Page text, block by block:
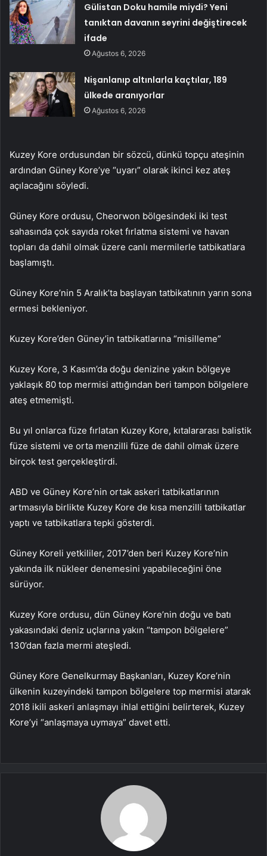
Gülistan Doku hamile miydi? Yeni
tanıktan davanın seyrini değiştirecek
ifade
Ağustos 6, 2026
Nişanlanıp altınlarla kaçtılar, 189
ülkede aranıyorlar
Ağustos 6, 2026
Kuzey Kore ordusundan bir sözcü, dünkü topçu ateşinin
ardından Güney Kore’ye “uyarı” olarak ikinci kez ateş
açılacağını söyledi.
Güney Kore ordusu, Cheorwon bölgesindeki iki test
sahasında çok sayıda roket fırlatma sistemi ve havan
topları da dahil olmak üzere canlı mermilerle tatbikatlara
başlamıştı.
Güney Kore’nin 5 Aralık’ta başlayan tatbikatının yarın sona
ermesi bekleniyor.
Kuzey Kore’den Güney’in tatbikatlarına “misilleme”
Kuzey Kore, 3 Kasım’da doğu denizine yakın bölgeye
yaklaşık 80 top mermisi attığından beri tampon bölgelere
ateş etmemişti.
Bu yıl onlarca füze fırlatan Kuzey Kore, kıtalararası balistik
füze sistemi ve orta menzilli füze de dahil olmak üzere
birçok test gerçekleştirdi.
ABD ve Güney Kore’nin ortak askeri tatbikatlarının
artmasıyla birlikte Kuzey Kore de kısa menzilli tatbikatlar
yaptı ve tatbikatlara tepki gösterdi.
Güney Koreli yetkililer, 2017’den beri Kuzey Kore’nin
yakında ilk nükleer denemesini yapabileceğini öne
sürüyor.
Kuzey Kore ordusu, dün Güney Kore’nin doğu ve batı
yakasındaki deniz uçlarına yakın “tampon bölgelere”
130’dan fazla mermi ateşledi.
Güney Kore Genelkurmay Başkanları, Kuzey Kore’nin
ülkenin kuzeyindeki tampon bölgelere top mermisi atarak
2018 ikili askeri anlaşmayı ihlal ettiğini belirterek, Kuzey
Kore’yi “anlaşmaya uymaya” davet etti.